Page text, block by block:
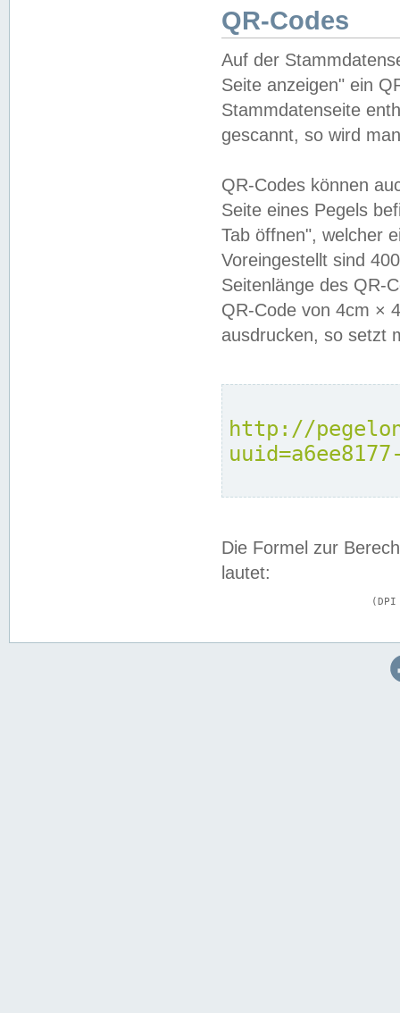
QR-Codes
Auf der
Seite anzeigen" ein
Stammdatenseite
gescannt, so wird
QR-Codes können
Seite eines Pegels
Tab öffnen", welcher
Voreingestellt sind
Seitenlänge des QR-
QR-Code von 4cm ×
ausdrucken, so setzt
http://
Die Formel zur
lautet: